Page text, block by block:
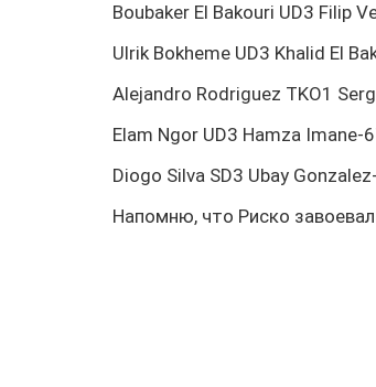
Boubaker El Bakouri UD3 Filip
Ulrik Bokheme UD3 Khalid El
Alejandro Rodriguez TKO1
Elam Ngor UD3 Hamza Imane-
Diogo Silva SD3 Ubay
Напомню, что Риско